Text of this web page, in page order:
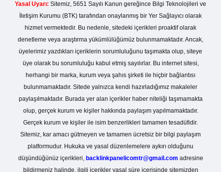
Yasal Uyarı: Sitemiz, 5651 Sayılı Kanun gereğince Bilgi Teknolojileri ve
İletişim Kurumu (BTK) tarafından onaylanmış bir Yer Sağlayıcı olarak
hizmet vermektedir. Bu nedenle, sitedeki içerikleri proaktif olarak
denetleme veya araştırma yükümlülüğümüz bulunmamaktadır. Ancak,
üyelerimiz yazdıkları içeriklerin sorumluluğunu taşımakta olup, siteye
üye olarak bu sorumluluğu kabul etmiş sayılırlar. Bu internet sitesi,
herhangi bir marka, kurum veya şahıs şirketi ile hiçbir bağlantısı
bulunmamaktadır. Sitede yalnızca kendi hazırladığımız makaleler
paylaşılmaktadır. Burada yer alan içerikler haber niteliği taşımamakta
olup, gerçek kurum ve kişiler hakkında paylaşım yapılmamaktadır.
Gerçek kurum ve kişiler ile isim benzerlikleri tamamen tesadüfidir.
Sitemiz, kar amacı gütmeyen ve tamamen ücretsiz bir bilgi paylaşım
platformudur. Hukuka ve yasal düzenlemelere aykırı olduğunu
düşündüğünüz içerikleri, backlinkpanelicomtr@gmail.com adresine
bildirmeniz halinde, ilgili içerikler yasal süre içerisinde sitemizden